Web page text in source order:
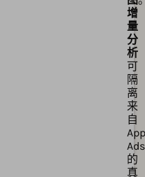
增
量
分
析
可
隔
离
来
自
Ads
的
真